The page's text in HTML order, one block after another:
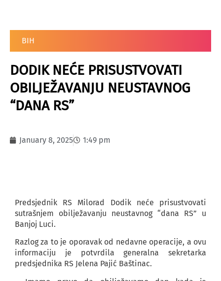
BIH
DODIK NEĆE PRISUSTVOVATI
OBILJEŽAVANJU NEUSTAVNOG
“DANA RS”
January 8, 2025 1:49 pm
Predsjednik RS Milorad Dodik neće prisustvovati
sutrašnjem obilježavanju neustavnog “dana RS” u
Banjoj Luci.
Razlog za to je oporavak od nedavne operacije, a ovu
informaciju je potvrdila generalna sekretarka
predsjednika RS Jelena Pajić Baštinac.